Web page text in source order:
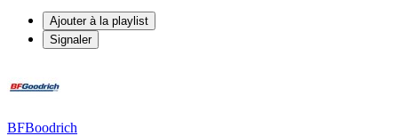
Ajouter à la playlist
Signaler
BFBoodrich